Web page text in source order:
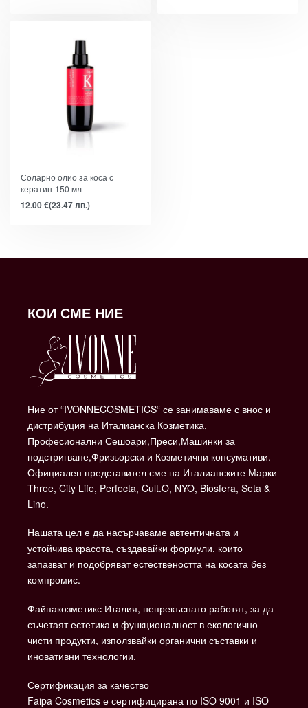
Соларно олио за коса с
кератин-150 мл
12.00€(23.47 лв.)
КОИ СМЕ НИЕ
Ние от “IVONNECOSMETICS“ се занимаваме с внос и
дистрибуция на Италианска Козметика,
Професионални Сешоари,Преси,Машинки за
подстригване,Фризьорски и Козметични консумативи.
Официален представител сме на Италианските Марки
Three, City Life, Perfecta, Cult.O, NYO, Biosfera, Seta &
Lino.
Нашата цел е да насърчаваме автентичната и
устойчива красота, създавайки формули, които
запазват и подобряват естествеността на косата без
компромис.
Файпакозметикс Италия, непрекъснато работят, за да
съчетаят естетика и функционалност в екологично
чисти продукти, използвайки органични съставки и
иновативни технологии.
Сертификация за качество
Faipa Cosmetics е сертифицирана по ISO 9001 и ISO